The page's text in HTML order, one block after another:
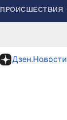
ПРОИСШЕСТВИЯ
Дзен.Новости